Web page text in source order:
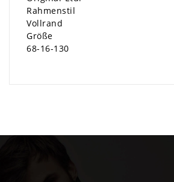
Rahmenstil
Vollrand
Größe
68-16-130